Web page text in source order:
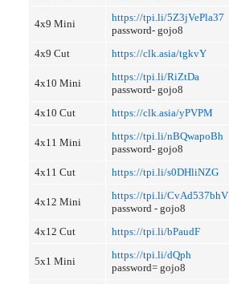
4x9 Mini
https://tpi.li/5Z3jVePla37
password- gojo8
4x9 Cut
https://clk.asia/tgkvY
4x10 Mini
https://tpi.li/RiZtDa
password- gojo8
4x10 Cut
https://clk.asia/yPVPM
4x11 Mini
https://tpi.li/nBQwapoBh
password- gojo8
4x11 Cut
https://tpi.li/s0DHliNZG
4x12 Mini
https://tpi.li/CvAd537bhV
password - gojo8
4x12 Cut
https://tpi.li/bPaudF
5x1 Mini
https://tpi.li/dQph
password= gojo8